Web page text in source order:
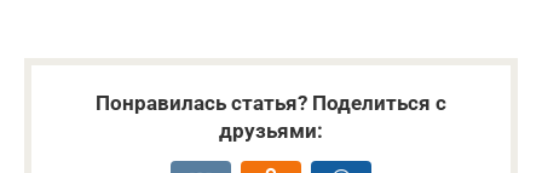
Понравилась статья? Поделиться с
друзьями: